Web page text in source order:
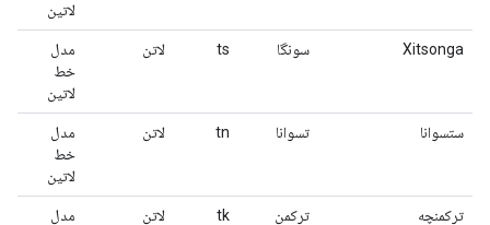
لاتین
Xitsonga سونگا ts لاتن
مدل
خط
لاتین
ستسوانا تسوانا tn لاتن
مدل
خط
لاتین
ترکمنچه ترکمن tk لاتن
مدل